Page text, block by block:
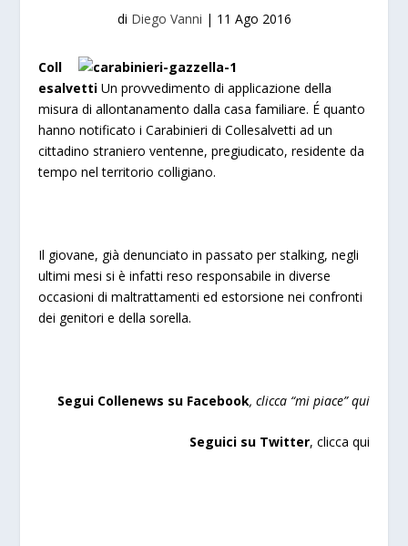
di Diego Vanni | 11 Ago 2016
Coll
esalvettiUn provvedimento di applicazione della
misura di allontanamento dalla casa familiare. É quanto
hanno notificato i Carabinieri di Collesalvetti ad un
cittadino straniero ventenne, pregiudicato, residente da
tempo nel territorio colligiano.
Il giovane, già denunciato in passato per stalking, negli
ultimi mesi si è infatti reso responsabile in diverse
occasioni di maltrattamenti ed estorsione nei confronti
dei genitori e della sorella.
Segui Collenews su Facebook, clicca “mi piace”qui
Seguici su Twitter, clicca qui